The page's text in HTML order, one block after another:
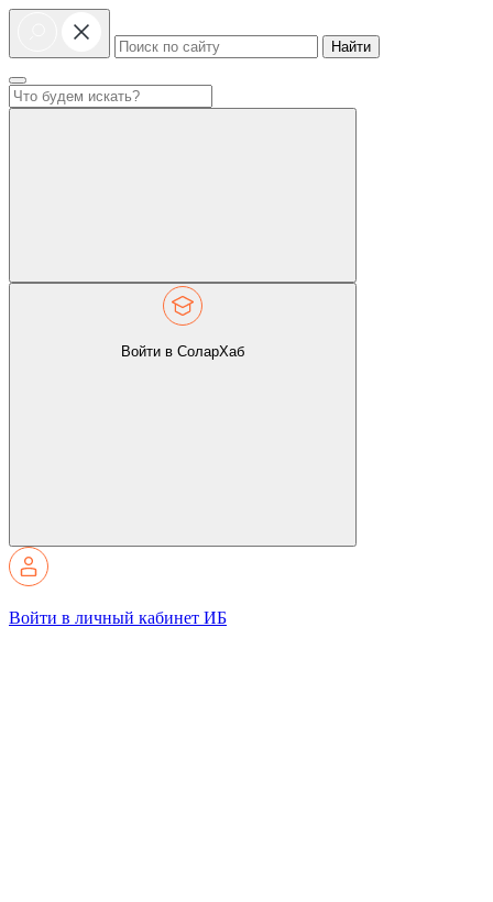
Найти
Войти в СоларХаб
Войти в личный кабинет ИБ